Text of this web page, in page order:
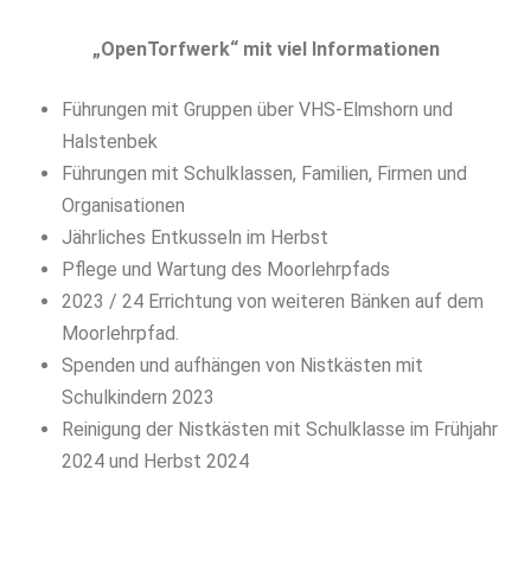
„OpenTorfwerk“ mit viel Informationen
Führungen mit Gruppen über VHS-Elmshorn und
Halstenbek
Führungen mit Schulklassen, Familien, Firmen und
Organisationen
Jährliches Entkusseln im Herbst
Pflege und Wartung des Moorlehrpfads
2023 / 24 Errichtung von weiteren Bänken auf dem
Moorlehrpfad.
Spenden und aufhängen von Nistkästen mit
Schulkindern 2023
Reinigung der Nistkästen mit Schulklasse im Frühjahr
2024 und Herbst 2024